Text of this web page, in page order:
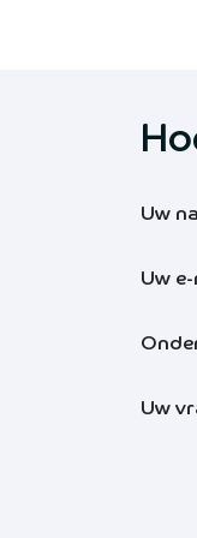
Uw
Uw e-
Uw